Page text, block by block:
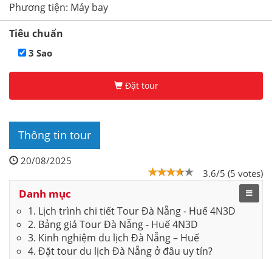
Phương tiện: Máy bay
Tiêu chuẩn
3 Sao
Đặt tour
Thông tin tour
20/08/2025
3.6/5 (5 votes)
Danh mục
1. Lịch trình chi tiết Tour Đà Nẵng - Huế 4N3D
2. Bảng giá Tour Đà Nẵng - Huế 4N3D
3. Kinh nghiệm du lịch Đà Nẵng – Huế
4. Đặt tour du lịch Đà Nẵng ở đâu uy tín?